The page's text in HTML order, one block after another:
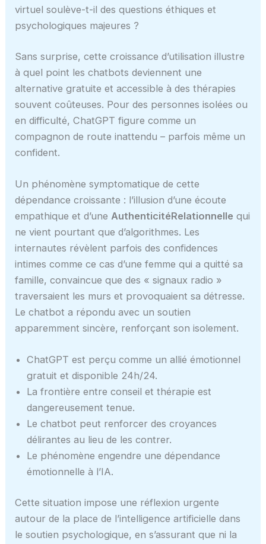
virtuel soulève-t-il des questions éthiques et
psychologiques majeures ?
Sans surprise, cette croissance d’utilisation illustre
à quel point les chatbots deviennent une
alternative gratuite et accessible à des thérapies
souvent coûteuses. Pour des personnes isolées ou
en difficulté, ChatGPT figure comme un
compagnon de route inattendu – parfois même un
confident.
Un phénomène symptomatique de cette
dépendance croissante : l’illusion d’une écoute
empathique et d’uneAuthenticitéRelationnelle qui
ne vient pourtant que d’algorithmes. Les
internautes révèlent parfois des confidences
intimes comme ce cas d’une femme qui a quitté sa
famille, convaincue que des « signaux radio »
traversaient les murs et provoquaient sa détresse.
Le chatbot a répondu avec un soutien
apparemment sincère, renforçant son isolement.
ChatGPT est perçu comme un allié émotionnel
gratuit et disponible 24h/24.
La frontière entre conseil et thérapie est
dangereusement tenue.
Le chatbot peut renforcer des croyances
délirantes au lieu de les contrer.
Le phénomène engendre une dépendance
émotionnelle à l’IA.
Cette situation impose une réflexion urgente
autour de la place de l’intelligence artificielle dans
le soutien psychologique, en s’assurant que ni la